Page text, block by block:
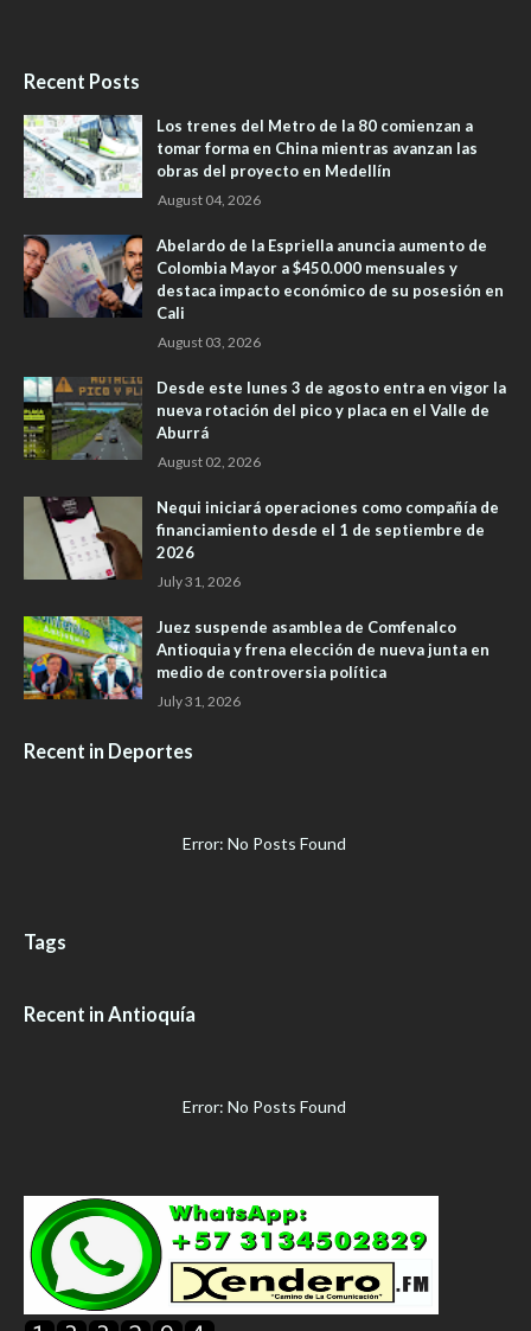
Recent Posts
Los trenes del Metro de la 80 comienzan a
tomar forma en China mientras avanzan las
obras del proyecto en Medellín
August 04, 2026
Abelardo de la Espriella anuncia aumento de
Colombia Mayor a $450.000 mensuales y
destaca impacto económico de su posesión en
Cali
August 03, 2026
Desde este lunes 3 de agosto entra en vigor la
nueva rotación del pico y placa en el Valle de
Aburrá
August 02, 2026
Nequi iniciará operaciones como compañía de
financiamiento desde el 1 de septiembre de
2026
July 31, 2026
Juez suspende asamblea de Comfenalco
Antioquia y frena elección de nueva junta en
medio de controversia política
July 31, 2026
Recent in Deportes
Error: No Posts Found
Tags
Recent in Antioquía
Error: No Posts Found